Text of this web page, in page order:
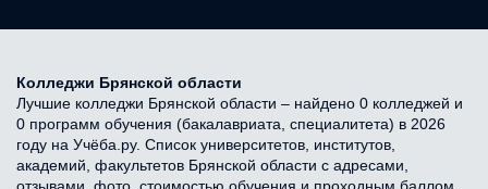
Колледжи Брянской области
Лучшие колледжи Брянской области – найдено 0 колледжей и
0 программ обучения (бакалавриата, специалитета) в 2026
году на Учёба.ру. Список университетов, институтов,
академий, факультетов Брянской области с адресами,